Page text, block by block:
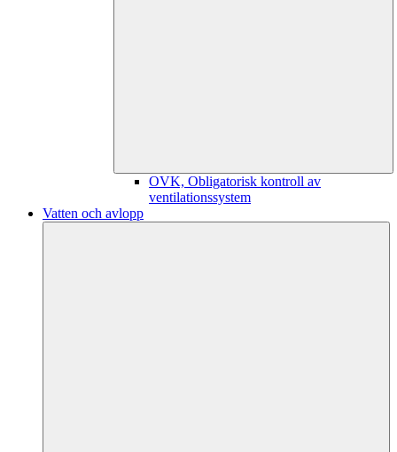
OVK, Obligatorisk kontroll av
ventilationssystem
Vatten och avlopp